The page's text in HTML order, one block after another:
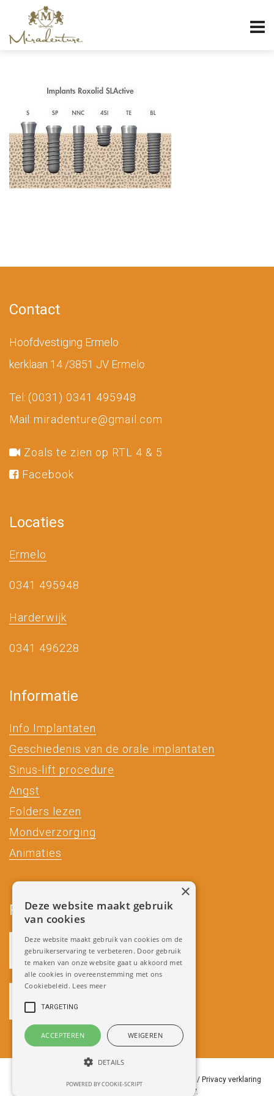
Contact
Hoofdvestiging Ermelo
kerklaan 14 /3851 JV Ermelo
Tel: (0031) 0341 495948
Mail: miradenture@gmail.com
Zoals te zien op RTL 4 & 5
Facebook
Locaties
Ermelo
0341 495948
Harderwijk
0341 496228
Informatie
Info Implantaten
Geschiedenis van de orale implantaten
Sinus-lift procedure
Angst
Folders lezen
Mondverzorging
Animaties
Partners
/ Privacy verklaring
Ontwikkeld door Best4u Group B.V.
Deze website maakt gebruik
van cookies
Deze website maakt gebruik van cookies om de
gebruikerservaring te verbeteren. Door gebruik
te maken van onze website gaat u akkoord met
alle cookies in overeenstemming met ons
Cookiebeleid. Lees meer
TARGETING
ACCEPTEREN WEIGEREN
DETAILS
POWERED BY COOKIE-SCRIPT
×